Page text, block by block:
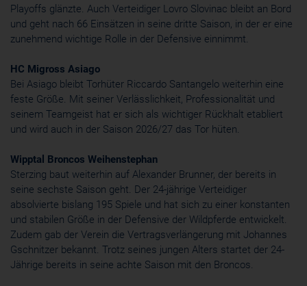
Playoffs glänzte. Auch Verteidiger Lovro Slovinac bleibt an Bord
und geht nach 66 Einsätzen in seine dritte Saison, in der er eine
zunehmend wichtige Rolle in der Defensive einnimmt.
HC Migross Asiago
Bei Asiago bleibt Torhüter Riccardo Santangelo weiterhin eine
feste Größe. Mit seiner Verlässlichkeit, Professionalität und
seinem Teamgeist hat er sich als wichtiger Rückhalt etabliert
und wird auch in der Saison 2026/27 das Tor hüten.
Wipptal Broncos Weihenstephan
Sterzing baut weiterhin auf Alexander Brunner, der bereits in
seine sechste Saison geht. Der 24-jährige Verteidiger
absolvierte bislang 195 Spiele und hat sich zu einer konstanten
und stabilen Größe in der Defensive der Wildpferde entwickelt.
Zudem gab der Verein die Vertragsverlängerung mit Johannes
Gschnitzer bekannt. Trotz seines jungen Alters startet der 24-
Jährige bereits in seine achte Saison mit den Broncos.